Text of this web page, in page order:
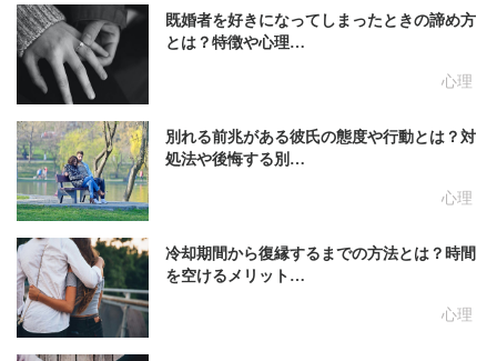
心理
既婚者を好きになってしまったときの諦め方
とは？特徴や心理…
心理
別れる前兆がある彼氏の態度や行動とは？対
処法や後悔する別…
心理
冷却期間から復縁するまでの方法とは？時間
を空けるメリット…